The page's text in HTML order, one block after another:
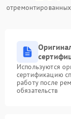
Используются
сертификацию
работу после
обязательств